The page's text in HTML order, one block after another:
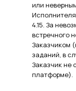
или
4.15. За
встречного
Заказчиком
заданий, в
Заказчик не
платформе).